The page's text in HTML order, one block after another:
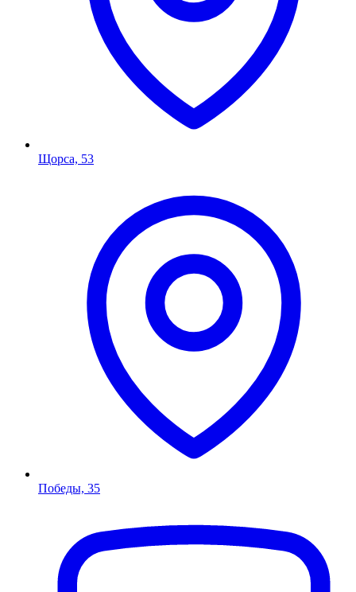
Щорса, 53
Победы, 35